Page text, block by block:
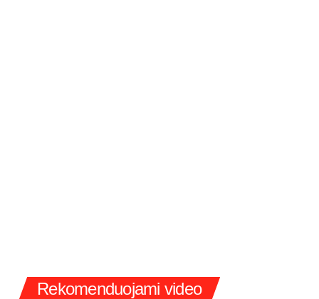
Rekomenduojami video